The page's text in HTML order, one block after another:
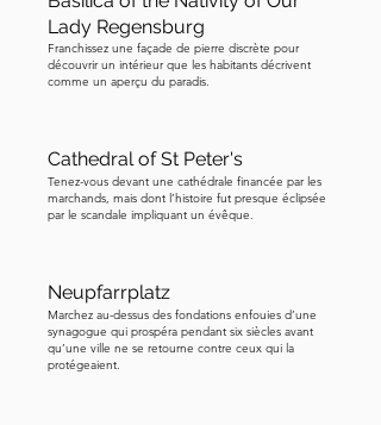
de la cathédrale, que vous verrez vous-
même sous peu. En dessous de
Charles, il y a Diego Porcelos —
ville où vous vous trouvez. Regardez à
nouveau Charles. À sa gauche, la figure
à la longue barbe — c'est El Cid
guerrier de l'Espagne. Il est né juste à
l'extérieur de Burgos, et sa tombe se
trouve à l'intérieur de la cathédrale.
Nous aurons beaucoup plus à dire à
Lady Regensburg
Franchissez une façade de pierre discrète pour
découvrir un intérieur que les habitants décrivent
comme un aperçu du paradis.
Cathedral of St Peter's
Tenez-vous devant une cathédrale financée par les
marchands, mais dont l’histoire fut presque éclipsée
par le scandale impliquant un évêque.
Neupfarrplatz
Marchez au-dessus des fondations enfouies d’une
synagogue qui prospéra pendant six siècles avant
qu’une ville ne se retourne contre ceux qui la
protégeaient.